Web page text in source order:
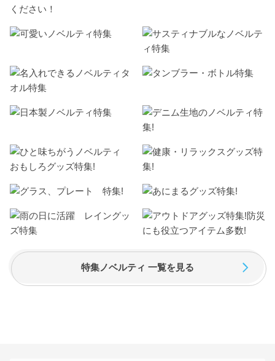
ください！
特集ノベルティ 一覧を見る